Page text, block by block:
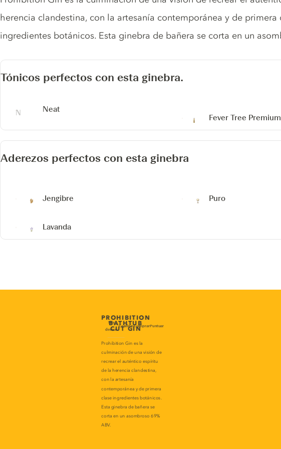
herencia clandestina, con la artesanía contemporánea y de primera
ingredientes botánicos. Esta ginebra de bañera se corta en un
Tónicos perfectos con esta ginebra.
Neat
Fever Tree
Aderezos perfectos con esta ginebra
Jengibre Puro
Lavanda